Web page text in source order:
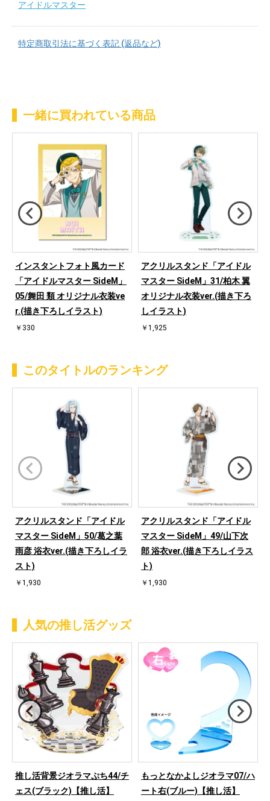
アイドルマスター
特定商取引法に基づく表記 (返品など)
一緒に買われている商品
インスタントフォト風カード
「アイドルマスター SideM」
05/舞田 類 オリジナル衣装ve
r.(描き下ろしイラスト)
￥330
アクリルスタンド「アイドル
マスター SideM」31/柏木 翼
オリジナル衣装ver.(描き下ろ
しイラスト)
￥1,925
このタイトルのランキング
アクリルスタンド「アイドル
マスター SideM」50/葛之葉
雨彦 浴衣ver.(描き下ろしイラ
スト)
￥1,930
アクリルスタンド「アイドル
マスター SideM」49/山下次
郎 浴衣ver.(描き下ろしイラス
ト)
￥1,930
人気の推し活グッズ
推し活背景ジオラマぷち44/チ
ェス(ブラック)【推し活】
もっとなかよしジオラマ07/ハ
ート右(ブルー)【推し活】